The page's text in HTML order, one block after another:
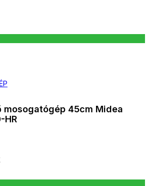
mosogatógép 45cm Midea
HR